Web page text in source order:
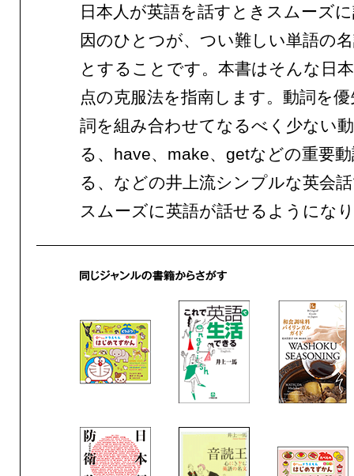
日本人が英語を話すときスムーズ
因のひとつが、つい難しい単語の
とすることです。本書はそんな日
点の克服法を指南します。動詞を
詞を組み合わせてなるべく少ない
る、have、make、getなどの重要
る、などの井上流シンプルな英会
スムーズに英語が話せるようにな